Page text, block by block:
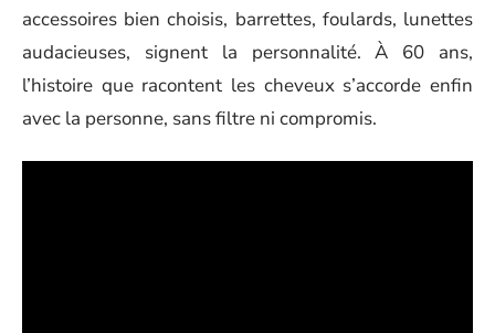
accessoires bien choisis, barrettes, foulards, lunettes
audacieuses, signent la personnalité. À 60 ans,
l’histoire que racontent les cheveux s’accorde enfin
avec la personne, sans filtre ni compromis.